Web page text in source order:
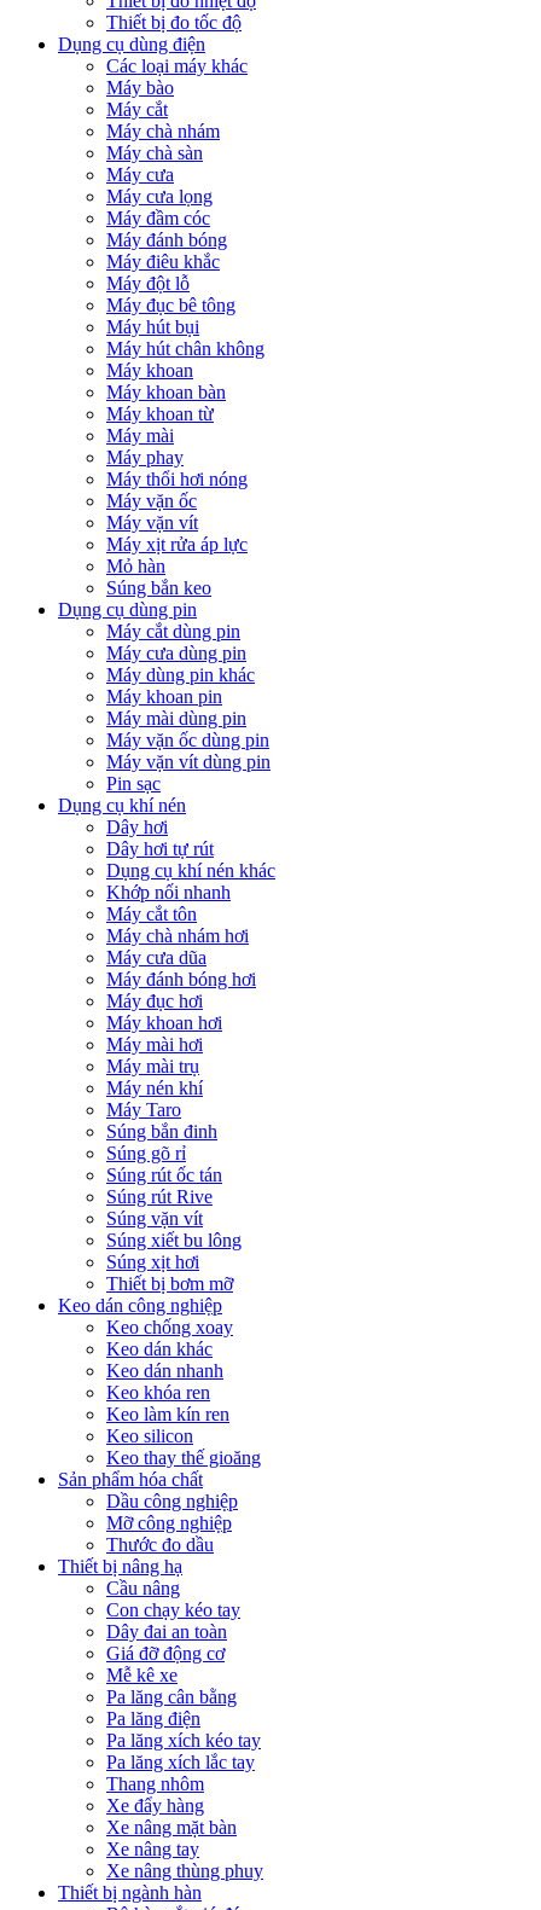
Thiết bị đo tốc độ
Dụng cụ dùng điện
Các loại máy khác
Máy bào
Máy cắt
Máy chà nhám
Máy chà sàn
Máy cưa
Máy cưa lọng
Máy đầm cóc
Máy đánh bóng
Máy điêu khắc
Máy đột lỗ
Máy đục bê tông
Máy hút bụi
Máy hút chân không
Máy khoan
Máy khoan bàn
Máy khoan từ
Máy mài
Máy phay
Máy thổi hơi nóng
Máy vặn ốc
Máy vặn vít
Máy xịt rửa áp lực
Mỏ hàn
Súng bắn keo
Dụng cụ dùng pin
Máy cắt dùng pin
Máy cưa dùng pin
Máy dùng pin khác
Máy khoan pin
Máy mài dùng pin
Máy vặn ốc dùng pin
Máy vặn vít dùng pin
Pin sạc
Dụng cụ khí nén
Dây hơi
Dây hơi tự rút
Dụng cụ khí nén khác
Khớp nối nhanh
Máy cắt tôn
Máy chà nhám hơi
Máy cưa dũa
Máy đánh bóng hơi
Máy đục hơi
Máy khoan hơi
Máy mài hơi
Máy mài trụ
Máy nén khí
Máy Taro
Súng bắn đinh
Súng gõ rỉ
Súng rút ốc tán
Súng rút Rive
Súng vặn vít
Súng xiết bu lông
Súng xịt hơi
Thiết bị bơm mỡ
Keo dán công nghiệp
Keo chống xoay
Keo dán khác
Keo dán nhanh
Keo khóa ren
Keo làm kín ren
Keo silicon
Keo thay thế gioăng
Sản phẩm hóa chất
Dầu công nghiệp
Mỡ công nghiệp
Thước đo dầu
Thiết bị nâng hạ
Cầu nâng
Con chạy kéo tay
Dây đai an toàn
Giá đỡ động cơ
Mễ kê xe
Pa lăng cân bằng
Pa lăng điện
Pa lăng xích kéo tay
Pa lăng xích lắc tay
Thang nhôm
Xe đẩy hàng
Xe nâng mặt bàn
Xe nâng tay
Xe nâng thùng phuy
Thiết bị ngành hàn